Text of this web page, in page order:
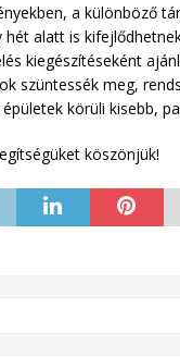
a különböző
hét alatt is
kiegészítéseként
szüntessék meg,
körüli kisebb,
köszönjük!